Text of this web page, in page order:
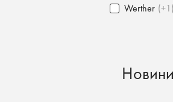
Werther (+1)